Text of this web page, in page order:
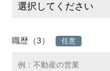
職歴（3） 任意